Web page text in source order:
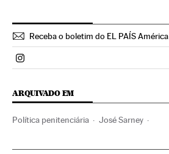
Receba o boletim do EL PAÍS América
Politica El País Brasil en Instagram
ARQUIVADO EM
Política penitenciária José Sarney